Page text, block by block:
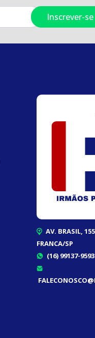
AV. BRASIL,
FRANCA/SP
(16) 99137-9593